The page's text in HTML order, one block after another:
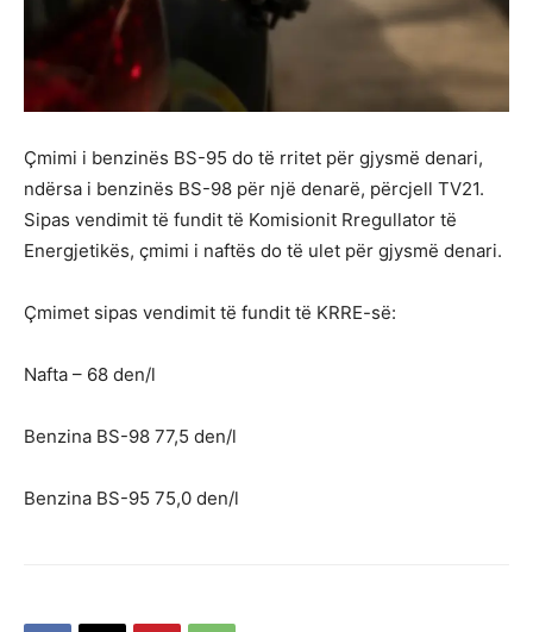
Çmimi i benzinës BS-95 do të rritet për gjysmë denari,
ndërsa i benzinës BS-98 për një denarë, përcjell TV21.
Sipas vendimit të fundit të Komisionit Rregullator të
Energjetikës, çmimi i naftës do të ulet për gjysmë denari.
Çmimet sipas vendimit të fundit të KRRE-së:
Nafta – 68 den/l
Benzina BS-98 77,5 den/l
Benzina BS-95 75,0 den/l